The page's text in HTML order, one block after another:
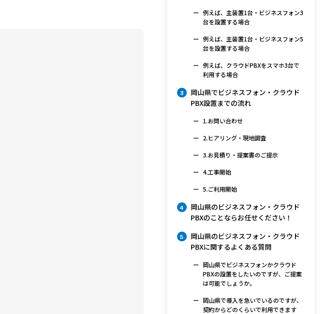
例えば、主装置1台・ビジネスフォン3
台を設置する場合
例えば、主装置1台・ビジネスフォン5
台を設置する場合
例えば、クラウドPBXをスマホ3台で
利用する場合
3
岡山県でビジネスフォン・クラウド
PBX設置までの流れ
1.お問い合わせ
2.ヒアリング・現地調査
3.お見積り・提案書のご提示
4.工事開始
5.ご利用開始
4
岡山県のビジネスフォン・クラウド
PBXのことならお任せください！
5
岡山県のビジネスフォン・クラウド
PBXに関するよくある質問
岡山県でビジネスフォンかクラウド
PBXの設置をしたいのですが、ご提案
は可能でしょうか。
岡山県で導入を急いでいるのですが、
契約からどのくらいで利用できます